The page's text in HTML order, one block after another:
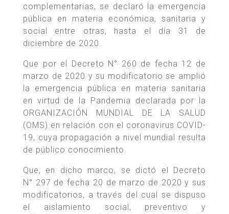
complementarias, se declaró la emergencia
pública en materia económica, sanitaria y
social entre otras, hasta el día 31 de
diciembre de 2020.
Que por el Decreto N° 260 de fecha 12 de
marzo de 2020 y su modificatorio se amplió
la emergencia pública en materia sanitaria
en virtud de la Pandemia declarada por la
ORGANIZACIÓN MUNDIAL DE LA SALUD
(OMS) en relación con el coronavirus COVID-
19, cuya propagación a nivel mundial resulta
de público conocimiento.
Que, en dicho marco, se dictó el Decreto
N° 297 de fecha 20 de marzo de 2020 y sus
modificatorios, a través del cual se dispuso
el aislamiento social, preventivo y